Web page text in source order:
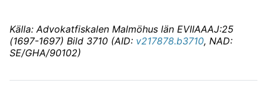
Källa: Advokatfiskalen Malmöhus län EVIIAAAJ:25
(1697-1697) Bild 3710 (AID: v217878.b3710, NAD:
SE/GHA/90102)